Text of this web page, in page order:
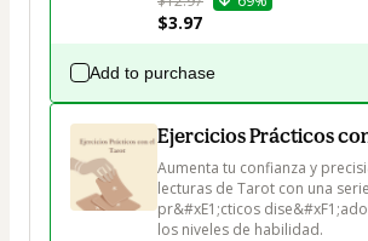
$3.97
Add to purchase
Ejercicios Prácticos
Aumenta tu confianza y
lecturas de Tarot con una
pr&#xE1;cticos
los niveles de habilidad.